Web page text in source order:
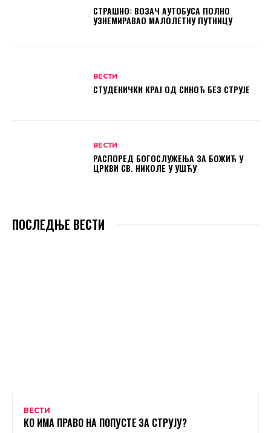
СТРАШНО: ВОЗАЧ АУТОБУСА ПОЛНО
УЗНЕМИРАВАО МАЛОЛЕТНУ ПУТНИЦУ
ВЕСТИ
СТУДЕНИЧКИ КРАЈ ОД СИНОЋ БЕЗ СТРУЈЕ
ВЕСТИ
РАСПОРЕД БОГОСЛУЖЕЊА ЗА БОЖИЋ У
ЦРКВИ СВ. НИКОЛЕ У УШЋУ
ПОСЛЕДЊЕ ВЕСТИ
ВЕСТИ
КО ИМА ПРАВО НА ПОПУСТЕ ЗА СТРУЈУ?